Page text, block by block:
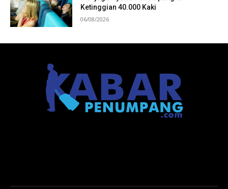
Ketinggian 40.000 Kaki
06/08/2026